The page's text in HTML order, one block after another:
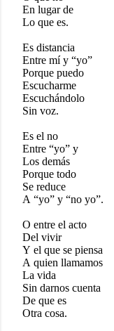
En lugar de
Lo que es.
Es distancia
Entre mí y “yo”
Porque puedo
Escucharme
Escuchándolo
Sin voz.
Es el no
Entre “yo” y
Los demás
Porque todo
Se reduce
A “yo” y “no yo”.
O entre el acto
Del vivir
Y el que se piensa
A quien llamamos
La vida
Sin darnos cuenta
De que es
Otra cosa.